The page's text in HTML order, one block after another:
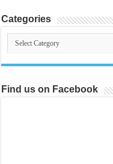
Categories
Categories
Find us on Facebook